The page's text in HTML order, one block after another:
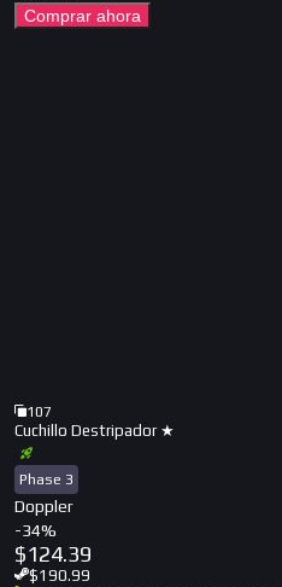
Comprar ahora
107
Cuchillo Destripador ★
Phase 3
Doppler
-34%
$124.39
$190.99